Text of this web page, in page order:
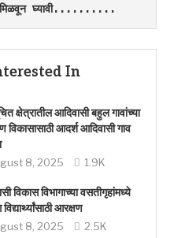
मिळवून घ्यावी..........
In
क्षेत्रातील आदिवासी बहुल गावांच्या
विकासासाठी आदर्श आदिवासी गाव
8, 2025 1.9K
विकास विभागाच्या वसतीगृहांमध्ये
विद्यार्थ्यांसाठी आरक्षण
8, 2025 2.5K